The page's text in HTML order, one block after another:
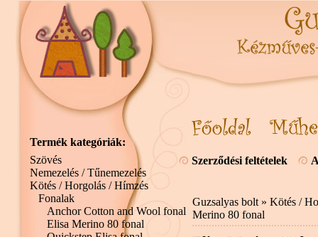
Szerződési feltételek
Guzsalyas bolt » Kötés /
Merino 80 fonal
Termék kategóriák:
Szövés
Nemezelés / Tűnemezelés
Kötés / Horgolás / Hímzés
Fonalak
Anchor Cotton and Wool fonal
Elisa Merino 80 fonal